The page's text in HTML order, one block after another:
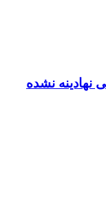
نهادینه نشده